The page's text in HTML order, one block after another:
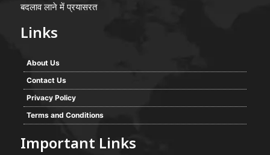
बदलाव लाने में प्रयासरत
Links
About Us
Contact Us
Privacy Policy
Terms and Conditions
Important Links